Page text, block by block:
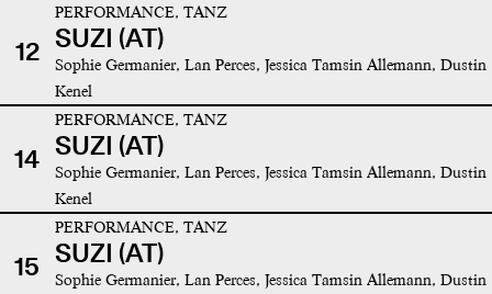
12
PERFORMANCE, TANZ
SUZI (AT)
Sophie Germanier, Lan Perces, Jessica Tamsin Allemann, Dustin
Kenel
14
PERFORMANCE, TANZ
SUZI (AT)
Sophie Germanier, Lan Perces, Jessica Tamsin Allemann, Dustin
Kenel
15
PERFORMANCE, TANZ
SUZI (AT)
Sophie Germanier, Lan Perces, Jessica Tamsin Allemann, Dustin